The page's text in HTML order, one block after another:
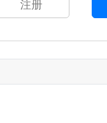
注册